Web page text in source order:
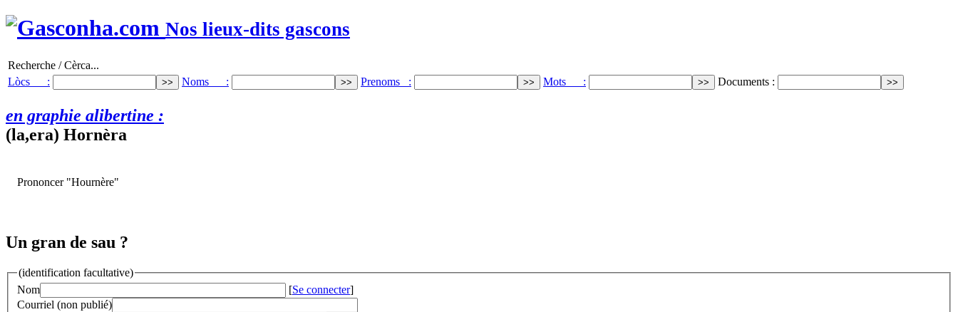
Nos lieux-dits gascons
Recherche / Cèrca...
Lòcs :
Noms : Prenoms : Mots : Documents :
en graphie alibertine :
(la,era) Hornèra
Prononcer "Hournère"
Un gran de sau ?
(identification facultative)
Nom
[Se connecter]
Courriel (non publié)